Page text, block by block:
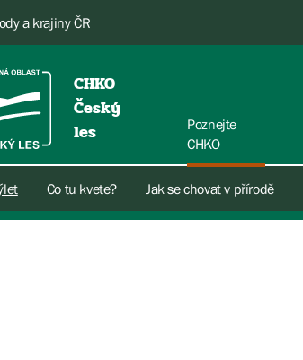
a krajiny ČR
CHKO
Český
les
Poznejte
CHKO
Co tu kvete? Jak se chovat v přírodě